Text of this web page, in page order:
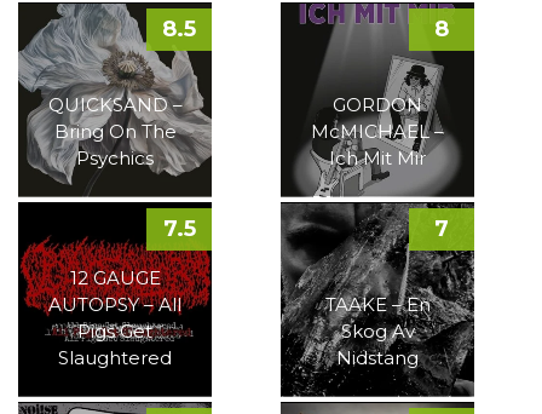
QUICKSAND –
Bring On The
Psychics
8.5
GORDON
McMICHAEL –
Ich Mit Mir
8
12 GAUGE
AUTOPSY – All
Pigs Get
Slaughtered
7.5
TAAKE – En
Skog Av
Nidstang
7